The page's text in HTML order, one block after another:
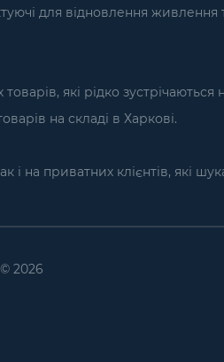
для відновлення
які рідко
на складі в Харкові.
на приватних клієнтів, які
2026